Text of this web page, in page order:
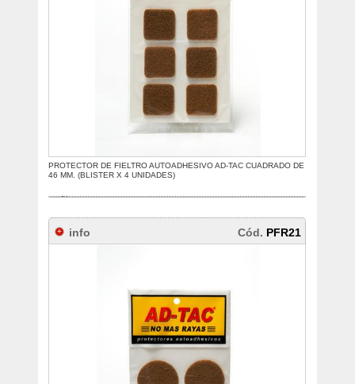
PROTECTOR DE FIELTRO AUTOADHESIVO AD-TAC CUADRADO DE
46 MM. (BLISTER X 4 UNIDADES)
info Cód. PFR21